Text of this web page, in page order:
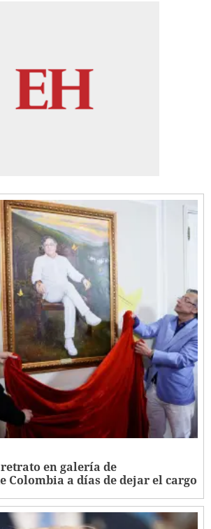
en galería de
Colombia a días de dejar el cargo